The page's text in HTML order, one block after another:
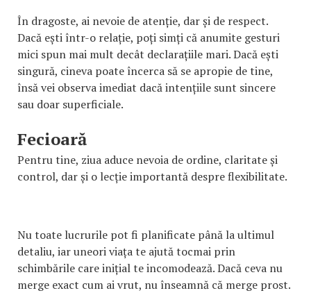
În dragoste, ai nevoie de atenție, dar și de respect.
Dacă ești într-o relație, poți simți că anumite gesturi
mici spun mai mult decât declarațiile mari. Dacă ești
singură, cineva poate încerca să se apropie de tine,
însă vei observa imediat dacă intențiile sunt sincere
sau doar superficiale.
Fecioară
Pentru tine, ziua aduce nevoia de ordine, claritate și
control, dar și o lecție importantă despre flexibilitate.
Nu toate lucrurile pot fi planificate până la ultimul
detaliu, iar uneori viața te ajută tocmai prin
schimbările care inițial te incomodează. Dacă ceva nu
merge exact cum ai vrut, nu înseamnă că merge prost.